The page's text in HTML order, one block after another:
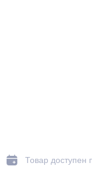
Товар доступен